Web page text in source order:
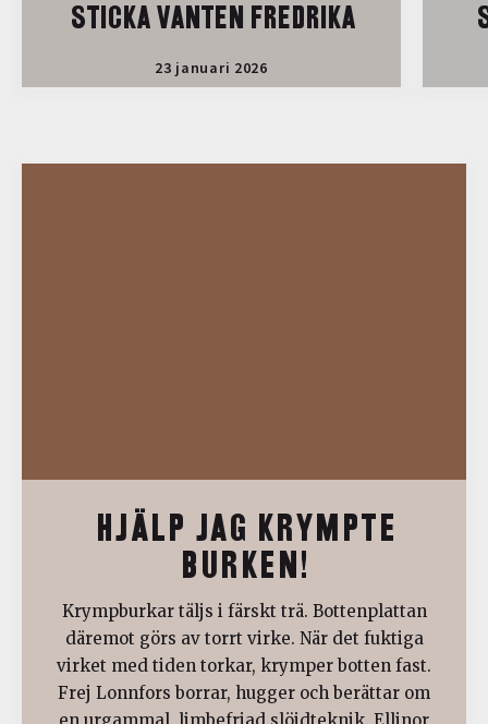
STICKA VANTEN FREDRIKA
23 januari 2026
HJÄLP JAG KRYMPTE
BURKEN!
Krympburkar täljs i färskt trä. Bottenplattan
däremot görs av torrt virke. När det fuktiga
virket med tiden torkar, krymper botten fast.
Frej Lonnfors borrar, hugger och berättar om